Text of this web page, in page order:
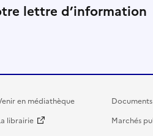
lettre d’information
en médiathèque
librairie
Marchés